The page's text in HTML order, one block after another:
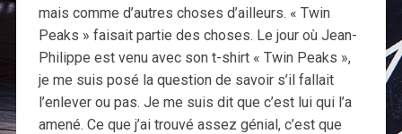
mais comme d’autres choses d’ailleurs. « Twin
Peaks » faisait partie des choses. Le jour où Jean-
Philippe est venu avec son t-shirt « Twin Peaks »,
je me suis posé la question de savoir s’il fallait
l’enlever ou pas. Je me suis dit que c’est lui qui l’a
amené. Ce que j’ai trouvé assez génial, c’est que